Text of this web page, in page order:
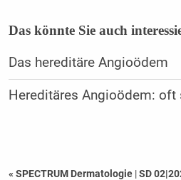
Das könnte Sie auch
Das hereditäre Angioödem
Hereditäres Angioödem:
« SPECTRUM Dermatologie |SD